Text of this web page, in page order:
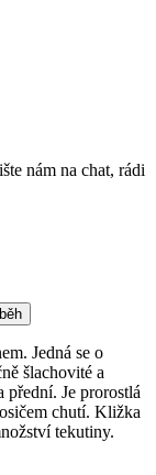
nám na chat, rádi
Jedná se o
šlachovité a
Je prorostlá
chutí. Kližka
tekutiny.